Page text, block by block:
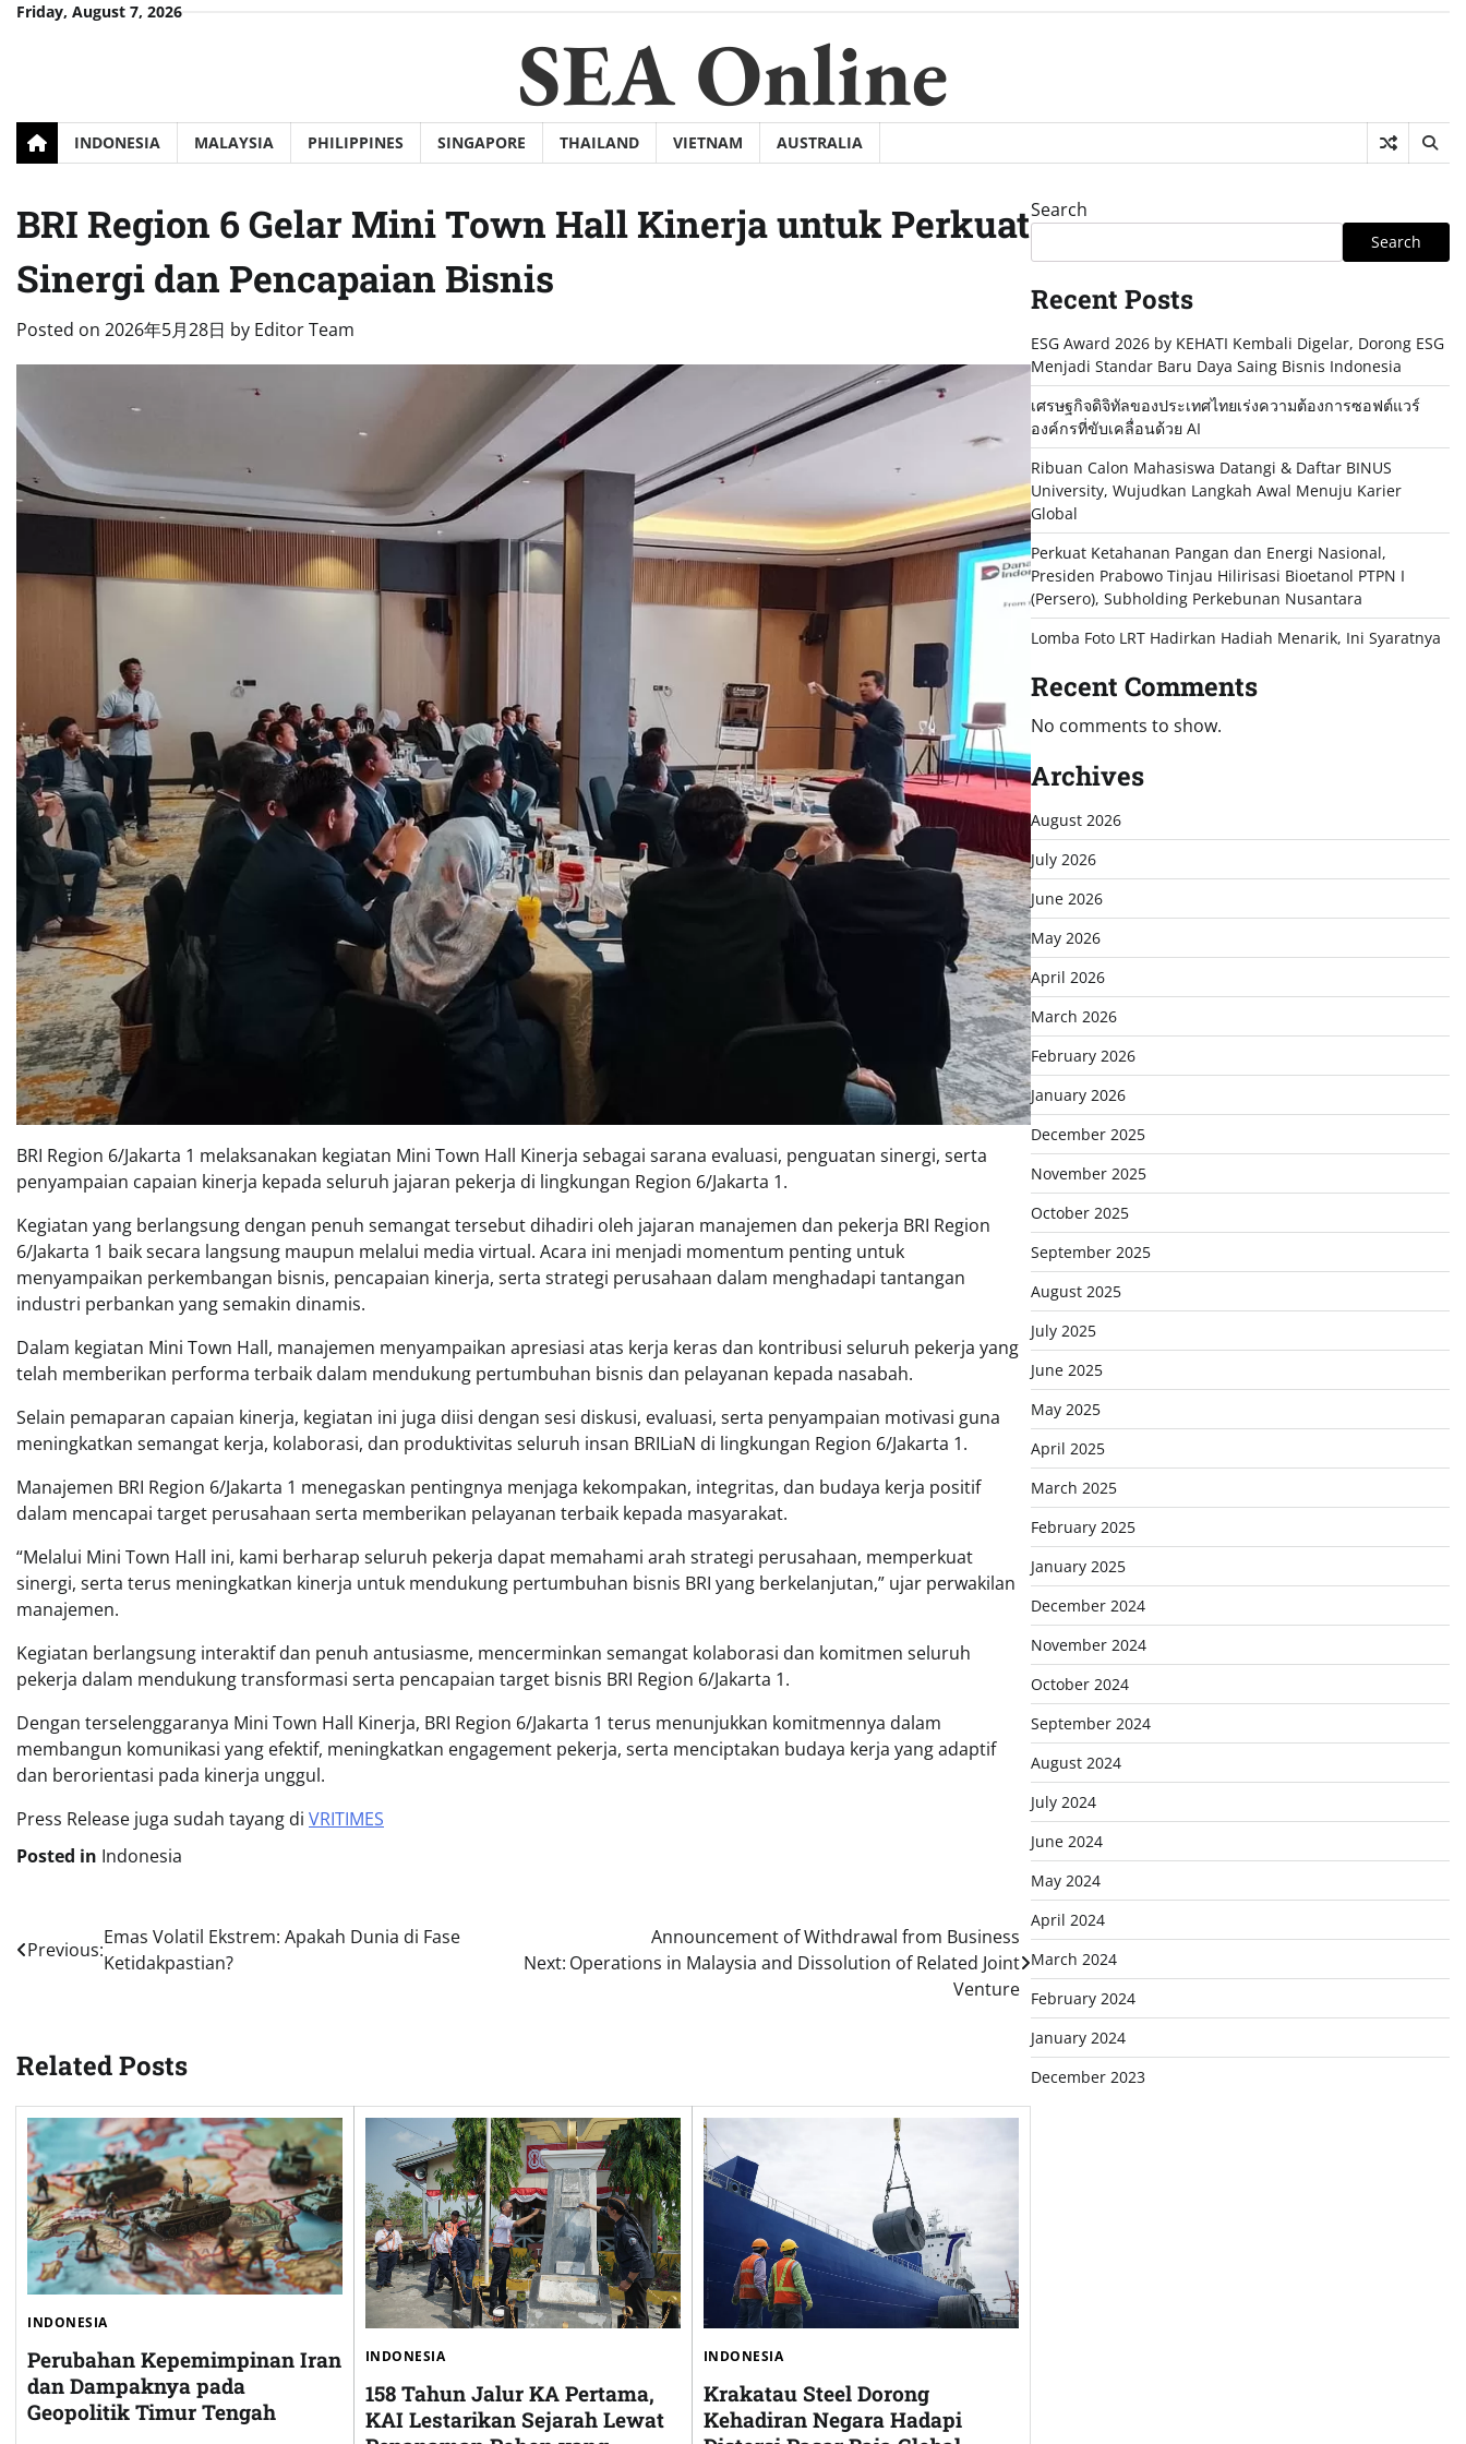
SkipFriday, August 7, 2026
SEA Online
INDONESIA MALAYSIA PHILIPPINES SINGAPORE THAILAND VIETNAM AUSTRALIA
BRI Region 6 Gelar Mini Town Hall Kinerja untuk Perkuat
Sinergi dan Pencapaian Bisnis
Posted on 2026年5月28日 by Editor Team
BRI Region 6/Jakarta 1 melaksanakan kegiatan Mini Town Hall Kinerja sebagai sarana evaluasi, penguatan sinergi, serta
penyampaian capaian kinerja kepada seluruh jajaran pekerja di lingkungan Region 6/Jakarta 1.
Kegiatan yang berlangsung dengan penuh semangat tersebut dihadiri oleh jajaran manajemen dan pekerja BRI Region
6/Jakarta 1 baik secara langsung maupun melalui media virtual. Acara ini menjadi momentum penting untuk
menyampaikan perkembangan bisnis, pencapaian kinerja, serta strategi perusahaan dalam menghadapi tantangan
industri perbankan yang semakin dinamis.
Dalam kegiatan Mini Town Hall, manajemen menyampaikan apresiasi atas kerja keras dan kontribusi seluruh pekerja yang
telah memberikan performa terbaik dalam mendukung pertumbuhan bisnis dan pelayanan kepada nasabah.
Selain pemaparan capaian kinerja, kegiatan ini juga diisi dengan sesi diskusi, evaluasi, serta penyampaian motivasi guna
meningkatkan semangat kerja, kolaborasi, dan produktivitas seluruh insan BRILiaN di lingkungan Region 6/Jakarta 1.
Manajemen BRI Region 6/Jakarta 1 menegaskan pentingnya menjaga kekompakan, integritas, dan budaya kerja positif
dalam mencapai target perusahaan serta memberikan pelayanan terbaik kepada masyarakat.
“Melalui Mini Town Hall ini, kami berharap seluruh pekerja dapat memahami arah strategi perusahaan, memperkuat
sinergi, serta terus meningkatkan kinerja untuk mendukung pertumbuhan bisnis BRI yang berkelanjutan,” ujar perwakilan
manajemen.
Kegiatan berlangsung interaktif dan penuh antusiasme, mencerminkan semangat kolaborasi dan komitmen seluruh
pekerja dalam mendukung transformasi serta pencapaian target bisnis BRI Region 6/Jakarta 1.
Dengan terselenggaranya Mini Town Hall Kinerja, BRI Region 6/Jakarta 1 terus menunjukkan komitmennya dalam
membangun komunikasi yang efektif, meningkatkan engagement pekerja, serta menciptakan budaya kerja yang adaptif
dan berorientasi pada kinerja unggul.
Press Release juga sudah tayang di VRITIMES
Posted in Indonesia
Post
Previous:
Emas Volatil Ekstrem: Apakah Dunia di Fase
Ketidakpastian?
Next:
Announcement of Withdrawal from Business
Operations in Malaysia and Dissolution of Related Joint
Venture
Related Posts
INDONESIA
Perubahan Kepemimpinan Iran
dan Dampaknya pada
Geopolitik Timur Tengah
INDONESIA
158 Tahun Jalur KA Pertama,
KAI Lestarikan Sejarah Lewat
INDONESIA
Krakatau Steel Dorong
Kehadiran Negara Hadapi
Search
Search
Recent Posts
ESG Award 2026 by KEHATI Kembali Digelar, Dorong ESG
Menjadi Standar Baru Daya Saing Bisnis Indonesia
เศรษฐกิจดิจิทัลของประเทศไทยเร่งความต้องการซอฟต์แวร์
องค์กรที่ขับเคลื่อนด้วย AI
Ribuan Calon Mahasiswa Datangi & Daftar BINUS
University, Wujudkan Langkah Awal Menuju Karier
Global
Perkuat Ketahanan Pangan dan Energi Nasional,
Presiden Prabowo Tinjau Hilirisasi Bioetanol PTPN I
(Persero), Subholding Perkebunan Nusantara
Lomba Foto LRT Hadirkan Hadiah Menarik, Ini Syaratnya
Recent Comments
No comments to show.
Archives
August 2026
July 2026
June 2026
May 2026
April 2026
March 2026
February 2026
January 2026
December 2025
November 2025
October 2025
September 2025
August 2025
July 2025
June 2025
May 2025
April 2025
March 2025
February 2025
January 2025
December 2024
November 2024
October 2024
September 2024
August 2024
July 2024
June 2024
May 2024
April 2024
March 2024
February 2024
January 2024
December 2023